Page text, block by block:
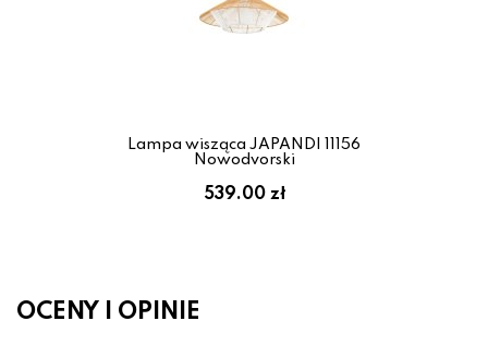
Lampa wisząca JAPANDI 11156
Nowodvorski
539.00 zł
OCENY I OPINIE